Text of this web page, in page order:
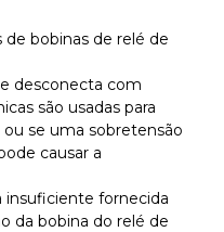
de bobinas de relé de
desconecta com
são usadas para
se uma sobretensão
causar a
insuficiente fornecida
da bobina do relé de